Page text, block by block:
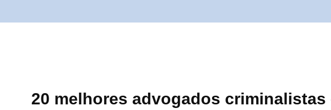
20 melhores advogados criminalistas